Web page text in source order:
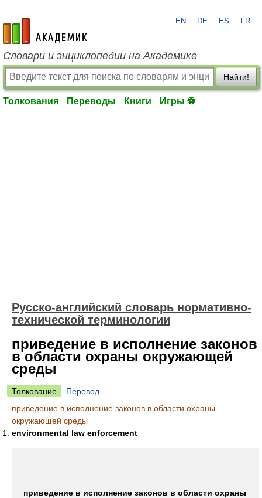
academic.ru
EN DE ES FR
Словари и энциклопедии на Академике
Найти!
Толкования Переводы Книги Игры ⚽
Русско-английский словарь нормативно-
технической терминологии
приведение в исполнение законов
в области охраны окружающей
среды
Толкование
Перевод
приведение в исполнение законов в области охраны
окружающей среды
environmental law enforcement
приведение в исполнение законов в области охраны